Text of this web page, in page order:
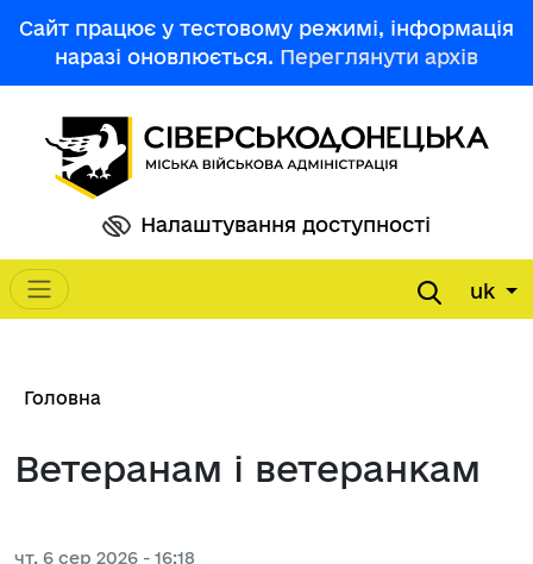
Сайт працює у тестовому режимі, інформація
наразі оновлюється. Переглянути архів
Налаштування доступності
Main navigation uk
Рядок навіґації
Головна
Ветеранам і ветеранкам
чт, 6 сер 2026 - 16:18